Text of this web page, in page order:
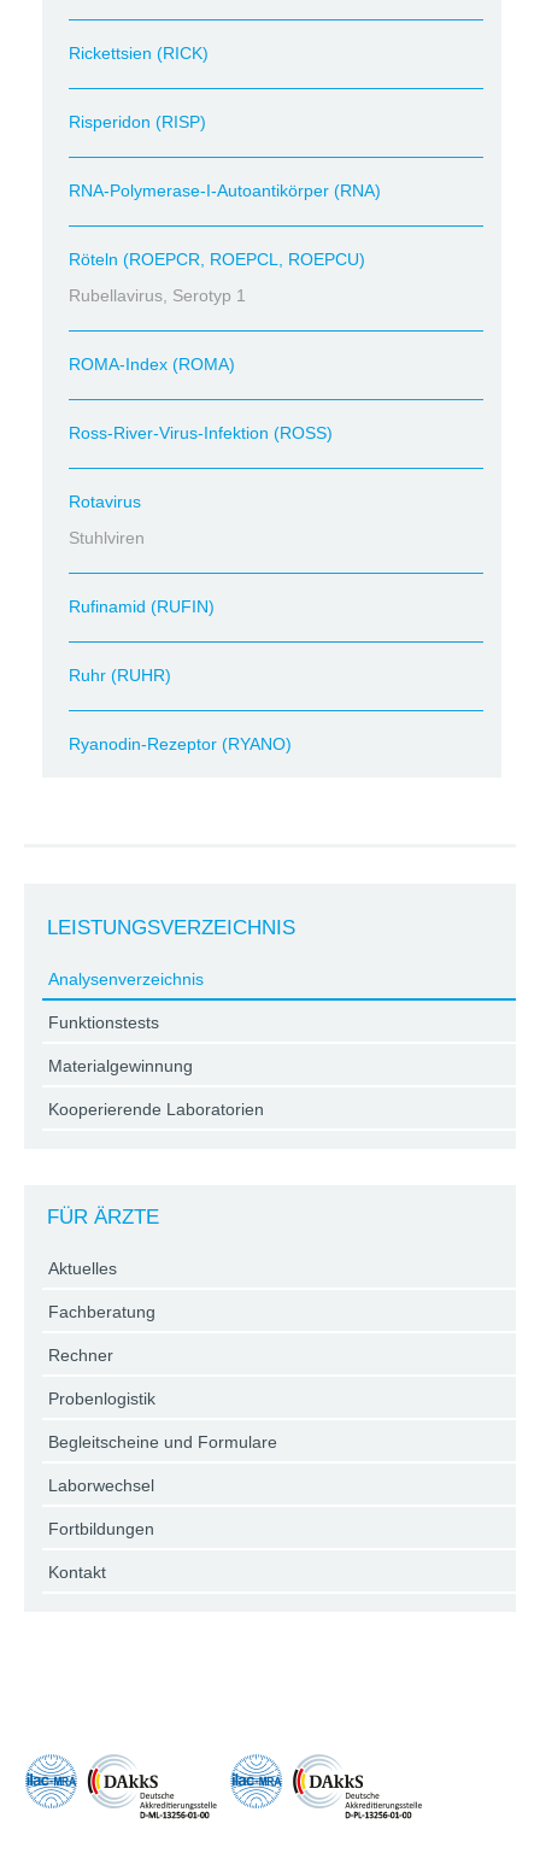
Rickettsien (RICK)
Risperidon (RISP)
RNA-Polymerase-I-Autoantikörper (RNA)
Röteln (ROEPCR, ROEPCL, ROEPCU)
Rubellavirus, Serotyp 1
ROMA-Index (ROMA)
Ross-River-Virus-Infektion (ROSS)
Rotavirus
Stuhlviren
Rufinamid (RUFIN)
Ruhr (RUHR)
Ryanodin-Rezeptor (RYANO)
LEISTUNGSVERZEICHNIS
Analysenverzeichnis
Funktionstests
Materialgewinnung
Kooperierende Laboratorien
FÜR ÄRZTE
Aktuelles
Fachberatung
Rechner
Probenlogistik
Begleitscheine und Formulare
Laborwechsel
Fortbildungen
Kontakt